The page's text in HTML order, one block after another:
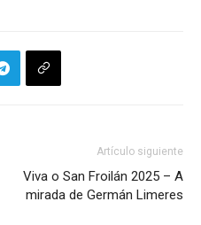
Artículo siguiente
Viva o San Froilán 2025 – A
mirada de Germán Limeres